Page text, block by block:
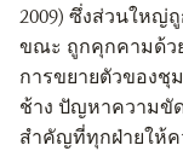
2009) ซึ่งส่วนใหญ่
ขณะ ถูกคุกคามด้ว
การขยายตัวของ
ช้าง ปัญหาความขั
สำคัญที่ทุกฝ่ายให้